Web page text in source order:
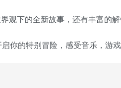
观下的全新故事，还有丰富的
你的特别冒险，感受音乐，游